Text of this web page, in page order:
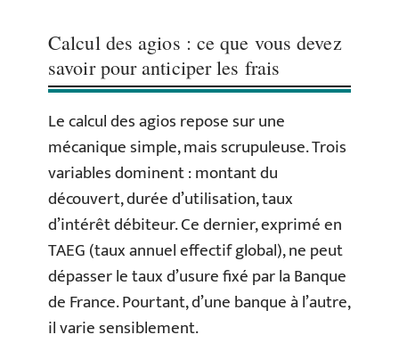
Calcul des agios : ce que vous devez
savoir pour anticiper les frais
Le calcul des agios repose sur une
mécanique simple, mais scrupuleuse. Trois
variables dominent : montant du
découvert, durée d’utilisation, taux
d’intérêt débiteur. Ce dernier, exprimé en
TAEG (taux annuel effectif global), ne peut
dépasser le taux d’usure fixé par la Banque
de France. Pourtant, d’une banque à l’autre,
il varie sensiblement.